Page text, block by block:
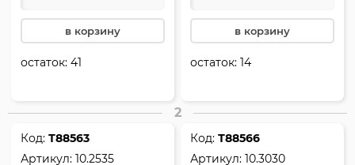
в корзину
остаток:41
в корзину
остаток:14
2
Код:Т88563
Артикул:10.2535
Код:Т88566
Артикул:10.3030